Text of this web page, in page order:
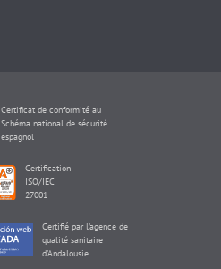
Certificat de conformité au
Schéma national de sécurité
espagnol
Certification
ISO/IEC
27001
Certifié par l'agence de
qualité sanitaire
d'Andalousie